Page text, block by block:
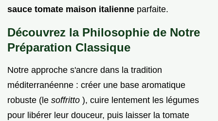
sauce tomate maison italienne parfaite.
Découvrez la Philosophie de Notre
Préparation Classique
Notre approche s'ancre dans la tradition
méditerranéenne : créer une base aromatique
robuste (le soffritto ), cuire lentement les légumes
pour libérer leur douceur, puis laisser la tomate